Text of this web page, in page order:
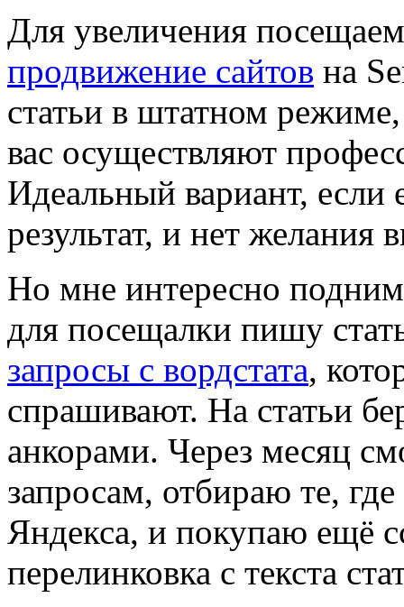
Для увеличения
продвижение сайтов на
статьи в штатном
вас осуществляют
Идеальный вариант, если
результат, и нет желания
Но мне интересно
для посещалки пишу
запросы с вордстата,
спрашивают. На статьи
анкорами. Через месяц
запросам, отбираю те,
Яндекса, и покупаю ещё
перелинковка с текста